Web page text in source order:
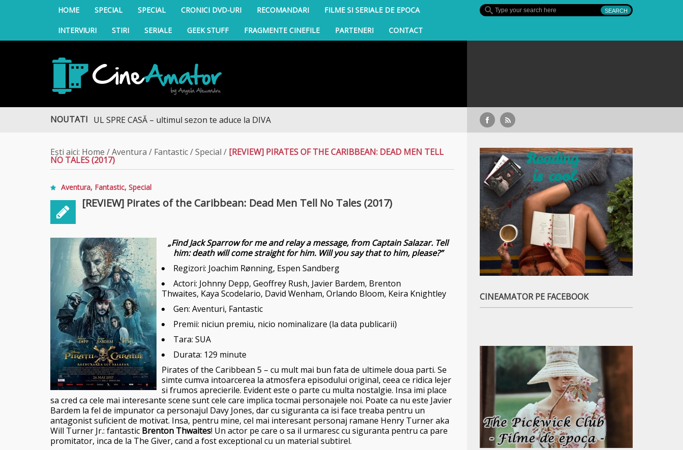
HOME SPECIAL SPECIAL CRONICI DVD-URI RECOMANDARI FILME SI SERIALE DE EPOCA
INTERVIURI STIRI SERIALE GEEK STUFF FRAGMENTE CINEFILE PARTENERI CONTACT
CineAmator
NOUTATI
DRUMUL SPRE CASĂ – ultimul sezon te aduce la DIVA Sullivan’s Crossing – finalul sezonului 4, pe
Ești aici: Home /Aventura / Fantastic/Special / [REVIEW] PIRATES OF THE CARIBBEAN: DEAD MEN TELL
NO TALES (2017)
Aventura, Fantastic, Special
[REVIEW] Pirates of the Caribbean: Dead Men Tell No Tales (2017)
„Find Jack Sparrow for me and relay a message, from Captain Salazar. Tell
him: death will come straight for him. Will you say that to him, please?”
Regizori: Joachim Rønning, Espen Sandberg
Actori: Johnny Depp, Geoffrey Rush, Javier Bardem, Brenton
Thwaites, Kaya Scodelario, David Wenham, Orlando Bloom, Keira Knightley
Gen: Aventuri, Fantastic
Premii: niciun premiu, nicio nominalizare (la data publicarii)
Tara: SUA
Durata: 129 minute
Pirates of the Caribbean 5 – cu mult mai bun fata de ultimele doua parti. Se
simte cumva intoarcerea la atmosfera episodului original, ceea ce ridica lejer
si frumos aprecierile. Evident este o parte cu multa nostalgie. Insa imi place
sa cred ca cele mai interesante scene sunt cele care implica tocmai personajele noi. Poate ca nu este Javier
Bardem la fel de impunator ca personajul Davy Jones, dar cu siguranta ca isi face treaba pentru un
antagonist suficient de motivat. Insa, pentru mine, cel mai interesant personaj ramane Henry Turner aka
Will Turner Jr.: fantastic Brenton Thwaites! Un actor pe care o sa il urmaresc cu siguranta pentru ca pare
promitator, inca de la The Giver, cand a fost exceptional cu un material subtirel.
CINEAMATOR PE FACEBOOK